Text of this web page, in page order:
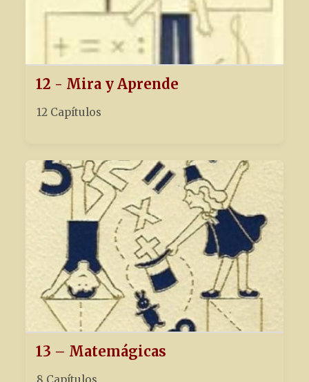
12 - Mira y Aprende
12 Capítulos
13 – Matemágicas